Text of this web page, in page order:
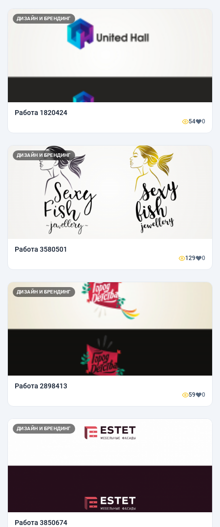
ДИЗАЙН И БРЕНДИНГ
Работа 1820424
54 0
ДИЗАЙН И БРЕНДИНГ
Работа 3580501
129 0
ДИЗАЙН И БРЕНДИНГ
Работа 2898413
59 0
ДИЗАЙН И БРЕНДИНГ
Работа 3850674